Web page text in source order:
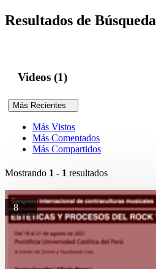
Resultados de Búsqueda
Videos (1)
Más Recientes
Más Vistos
Más Comentados
Más Compartidos
Mostrando 1 - 1 resultados
8